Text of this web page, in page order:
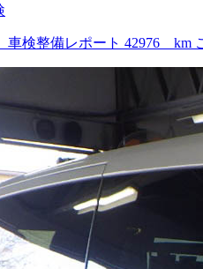
整備レポート 42976 km